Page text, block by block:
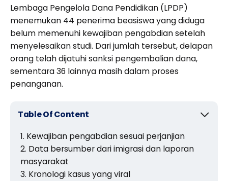
Lembaga Pengelola Dana Pendidikan (LPDP)
menemukan 44 penerima beasiswa yang diduga
belum memenuhi kewajiban pengabdian setelah
menyelesaikan studi. Dari jumlah tersebut, delapan
orang telah dijatuhi sanksi pengembalian dana,
sementara 36 lainnya masih dalam proses
penanganan.
Table Of Content
Kewajiban pengabdian sesuai perjanjian
Data bersumber dari imigrasi dan laporan
masyarakat
Kronologi kasus yang viral